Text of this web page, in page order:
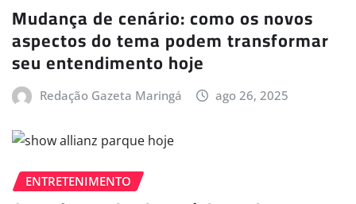
Mudança de cenário: como os novos
aspectos do tema podem transformar
seu entendimento hoje
Redação Gazeta Maringá ago 26, 2025
ENTRETENIMENTO